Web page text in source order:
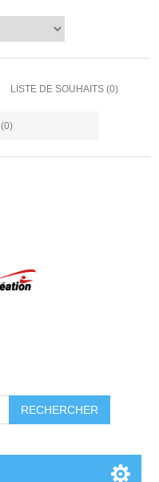
LISTE DE SOUHAITS (0)
(0)
RECHERCHER